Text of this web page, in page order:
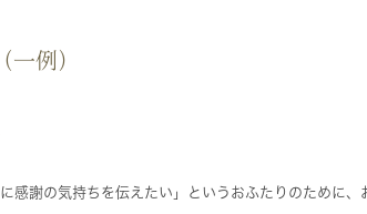
一例）
に感謝の気持ちを伝えたい」というおふたりのために